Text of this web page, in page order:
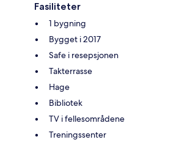
Fasiliteter
1 bygning
Bygget i 2017
Safe i resepsjonen
Takterrasse
Hage
Bibliotek
TV i fellesområdene
Treningssenter